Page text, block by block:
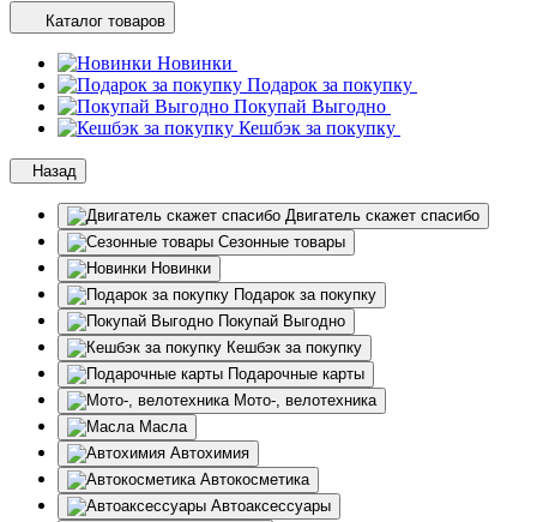
Каталог товаров
Новинки
Подарок за покупку
Покупай Выгодно
Кешбэк за покупку
Назад
Двигатель скажет спасибо
Сезонные товары
Новинки
Подарок за покупку
Покупай Выгодно
Кешбэк за покупку
Подарочные карты
Мото-, велотехника
Масла
Автохимия
Автокосметика
Автоаксессуары